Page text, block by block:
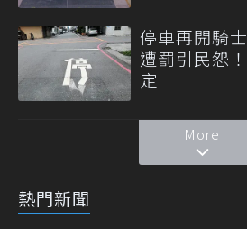
停車再開騎
遭罰引民怨
定
More
熱門新聞